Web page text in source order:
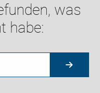
was
habe: